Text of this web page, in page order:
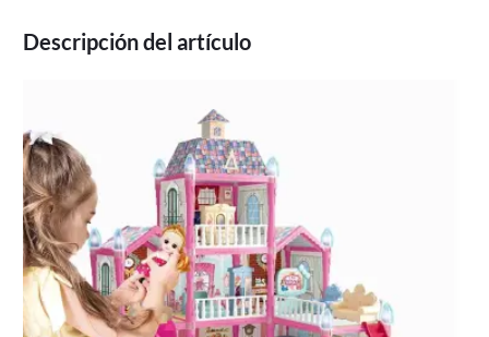
Descripción del artículo